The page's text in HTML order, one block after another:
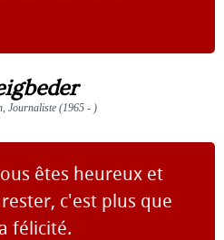
Journaliste (1965 - )
êtes heureux et
c'est plus que
félicité.